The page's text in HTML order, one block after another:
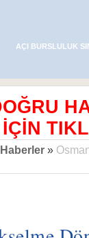
AÇI BURSLULUK
»